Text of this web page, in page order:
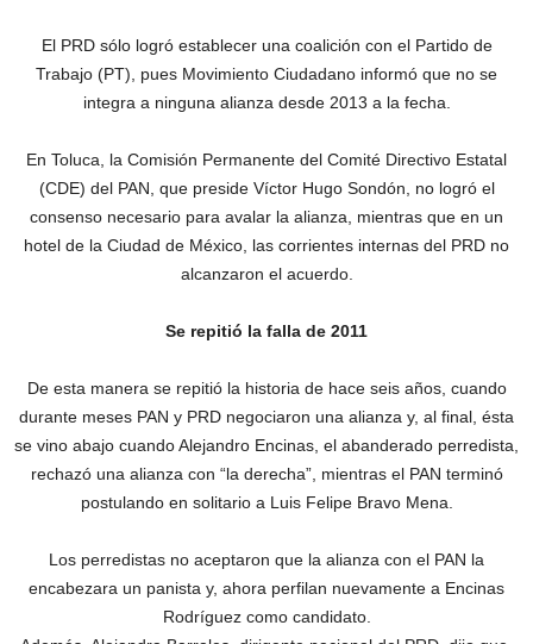
El PRD sólo logró establecer una coalición con el Partido de
Trabajo (PT), pues Movimiento Ciudadano informó que no se
integra a ninguna alianza desde 2013 a la fecha.
En Toluca, la Comisión Permanente del Comité Directivo Estatal
(CDE) del PAN, que preside Víctor Hugo Sondón, no logró el
consenso necesario para avalar la alianza, mientras que en un
hotel de la Ciudad de México, las corrientes internas del PRD no
alcanzaron el acuerdo.
Se repitió la falla de 2011
De esta manera se repitió la historia de hace seis años, cuando
durante meses PAN y PRD negociaron una alianza y, al final, ésta
se vino abajo cuando Alejandro Encinas, el abanderado perredista,
rechazó una alianza con “la derecha”, mientras el PAN terminó
postulando en solitario a Luis Felipe Bravo Mena.
Los perredistas no aceptaron que la alianza con el PAN la
encabezara un panista y, ahora perfilan nuevamente a Encinas
Rodríguez como candidato.